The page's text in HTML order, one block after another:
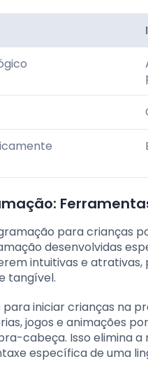
para crianças
desenvolvidas
intuitivas e
tangível.
iniciar crianças na
jogos e animações
cabeça. Isso elimina
específica de uma